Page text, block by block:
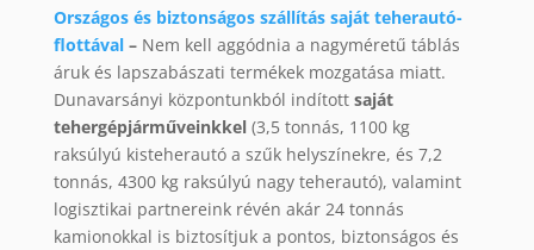
Országos és biztonságos szállítás saját teherautó-
flottával– Nem kell aggódnia a nagyméretű táblás
áruk és lapszabászati termékek mozgatása miatt.
Dunavarsányi központunkból indított saját
tehergépjárműveinkkel (3,5 tonnás, 1100 kg
raksúlyú kisteherautó a szűk helyszínekre, és 7,2
tonnás, 4300 kg raksúlyú nagy teherautó), valamint
logisztikai partnereink révén akár 24 tonnás
kamionokkal is biztosítjuk a pontos, biztonságos és